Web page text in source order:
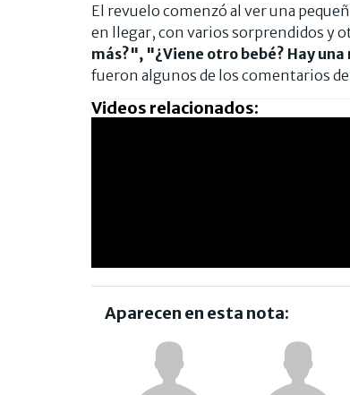
El revuelo comenzó al ver una
en llegar, con varios sorprendidos y
más?", "¿Viene otro bebé? Hay
fueron algunos de los comentarios
Videos relacionados:
Aparecen en esta nota: